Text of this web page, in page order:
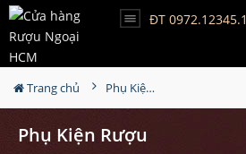
ĐT 0972.12345.1
Trang chủ Phụ Kiện Rượu
Phụ Kiện Rượu